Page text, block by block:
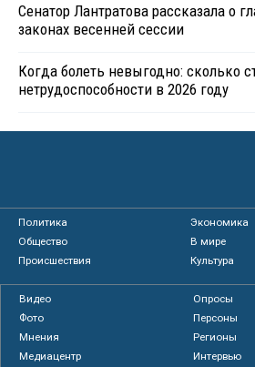
Сенатор Лантратова рассказала о
законах весенней сессии
Когда болеть невыгодно: сколько
нетрудоспособности в 2026 году
Политика
Экономика
Общество
В мире
Происшествия
Культура
Видео
Опросы
Фото
Персоны
Мнения
Регионы
Медиацентр
Интервью